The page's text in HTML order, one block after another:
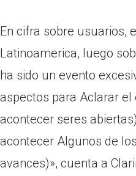
En cifra sobre usuarios,
Latinoamerica, luego
ha sido un evento
aspectos para Aclarar
acontecer seres
acontecer Algunos de
avances)», cuenta a